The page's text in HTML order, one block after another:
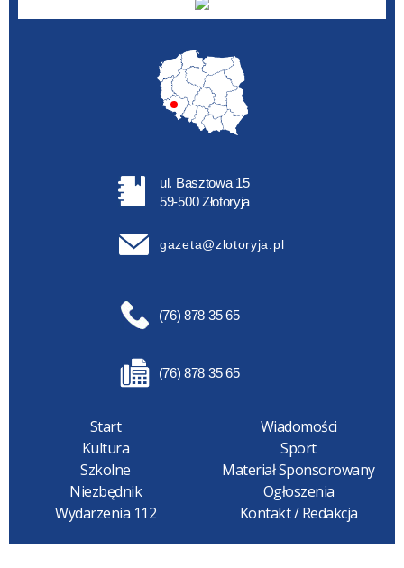
ul. Basztowa 15
59-500 Złotoryja
gazeta@zlotoryja.pl
(76) 878 35 65
(76) 878 35 65
Start
Wiadomości
Kultura
Sport
Szkolne
Materiał Sponsorowany
Niezbędnik
Ogłoszenia
Wydarzenia 112
Kontakt / Redakcja